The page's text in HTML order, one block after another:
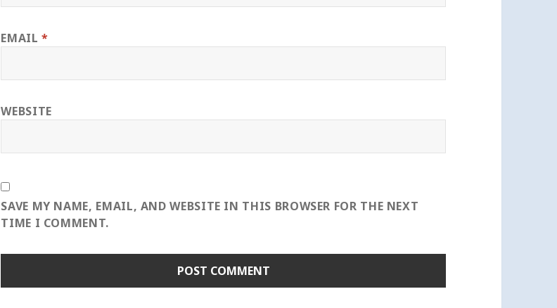
EMAIL*
WEBSITE
SAVE MY NAME, EMAIL, AND WEBSITE IN THIS BROWSER FOR THE NEXT
TIME I COMMENT.